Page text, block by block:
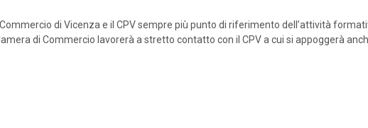
di Vicenza e il CPV sempre più punto di riferimento dell’attività
di Commercio lavorerà a stretto contatto con il CPV a cui si appoggerà